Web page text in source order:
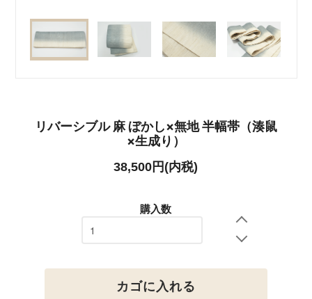
リバーシブル 麻 ぼかし×無地 半幅帯（湊鼠
×生成り）
38,500円(内税)
購入数
カゴに入れる